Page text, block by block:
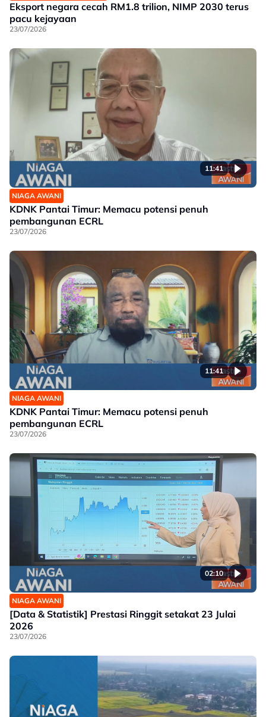
Eksport negara cecah RM1.8 trilion, NIMP 2030 terus
pacu kejayaan
23/07/2026
11:41
NIAGA AWANI
KDNK Pantai Timur: Memacu potensi penuh
pembangunan ECRL
23/07/2026
11:41
NIAGA AWANI
KDNK Pantai Timur: Memacu potensi penuh
pembangunan ECRL
23/07/2026
02:10
NIAGA AWANI
[Data & Statistik] Prestasi Ringgit setakat 23 Julai
2026
23/07/2026